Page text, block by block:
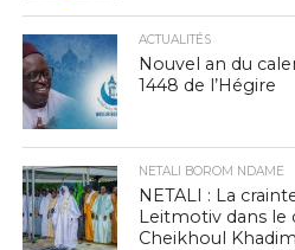
ACTUALITÉS
Nouvel an du
1448 de l’Hégire
NETALI BOROM NDAME
NETALI : La
Leitmotiv dans le
Cheikhoul